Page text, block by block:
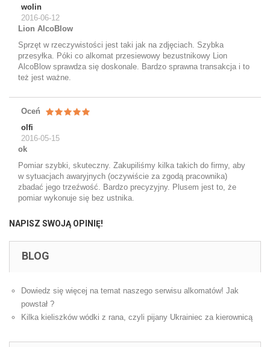
wolin
2016-06-12
Lion AlcoBlow
Sprzęt w rzeczywistości jest taki jak na zdjęciach. Szybka
przesyłka. Póki co alkomat przesiewowy bezustnikowy Lion
AlcoBlow sprawdza się doskonale. Bardzo sprawna transakcja i to
też jest ważne.
Oceń
olfi
2016-05-15
ok
Pomiar szybki, skuteczny. Zakupiliśmy kilka takich do firmy, aby
w sytuacjach awaryjnych (oczywiście za zgodą pracownika)
zbadać jego trzeźwość. Bardzo precyzyjny. Plusem jest to, że
pomiar wykonuje się bez ustnika.
NAPISZ SWOJĄ OPINIĘ!
BLOG
Dowiedz się więcej na temat naszego serwisu alkomatów! Jak
powstał ?
Kilka kieliszków wódki z rana, czyli pijany Ukrainiec za kierownicą